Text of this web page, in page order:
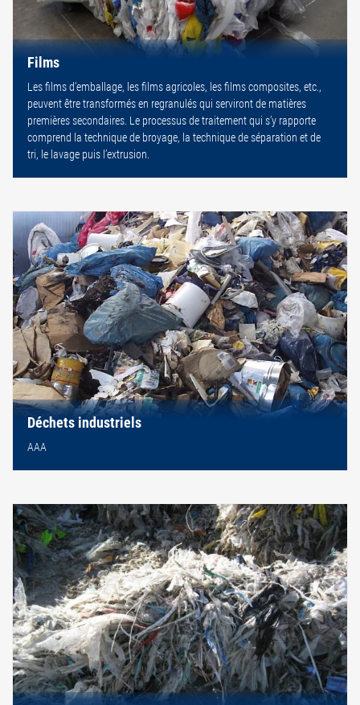
Films
Les films d’emballage, les films agricoles, les films composites, etc.,
peuvent être transformés en regranulés qui serviront de matières
premières secondaires. Le processus de traitement qui s’y rapporte
comprend la technique de broyage, la technique de séparation et de
tri, le lavage puis l’extrusion.
Déchets industriels
AAA